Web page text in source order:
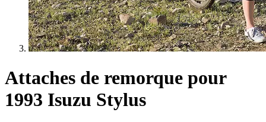
Attaches de remorque pour
1993 Isuzu Stylus